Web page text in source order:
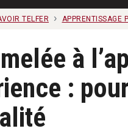
TELFER APPRENTISSAGE
à
: